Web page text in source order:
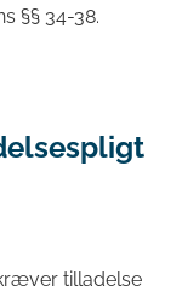
§§ 34-38.
tilladelse